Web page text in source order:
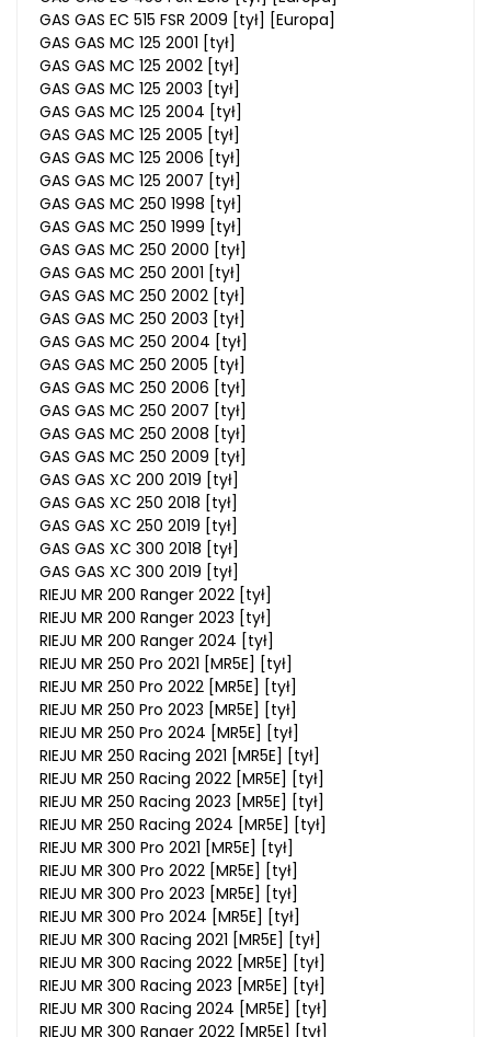
GAS GAS EC 515 FSR 2009 [tył] [Europa]
GAS GAS MC 125 2001 [tył]
GAS GAS MC 125 2002 [tył]
GAS GAS MC 125 2003 [tył]
GAS GAS MC 125 2004 [tył]
GAS GAS MC 125 2005 [tył]
GAS GAS MC 125 2006 [tył]
GAS GAS MC 125 2007 [tył]
GAS GAS MC 250 1998 [tył]
GAS GAS MC 250 1999 [tył]
GAS GAS MC 250 2000 [tył]
GAS GAS MC 250 2001 [tył]
GAS GAS MC 250 2002 [tył]
GAS GAS MC 250 2003 [tył]
GAS GAS MC 250 2004 [tył]
GAS GAS MC 250 2005 [tył]
GAS GAS MC 250 2006 [tył]
GAS GAS MC 250 2007 [tył]
GAS GAS MC 250 2008 [tył]
GAS GAS MC 250 2009 [tył]
GAS GAS XC 200 2019 [tył]
GAS GAS XC 250 2018 [tył]
GAS GAS XC 250 2019 [tył]
GAS GAS XC 300 2018 [tył]
GAS GAS XC 300 2019 [tył]
RIEJU MR 200 Ranger 2022 [tył]
RIEJU MR 200 Ranger 2023 [tył]
RIEJU MR 200 Ranger 2024 [tył]
RIEJU MR 250 Pro 2021 [MR5E] [tył]
RIEJU MR 250 Pro 2022 [MR5E] [tył]
RIEJU MR 250 Pro 2023 [MR5E] [tył]
RIEJU MR 250 Pro 2024 [MR5E] [tył]
RIEJU MR 250 Racing 2021 [MR5E] [tył]
RIEJU MR 250 Racing 2022 [MR5E] [tył]
RIEJU MR 250 Racing 2023 [MR5E] [tył]
RIEJU MR 250 Racing 2024 [MR5E] [tył]
RIEJU MR 300 Pro 2021 [MR5E] [tył]
RIEJU MR 300 Pro 2022 [MR5E] [tył]
RIEJU MR 300 Pro 2023 [MR5E] [tył]
RIEJU MR 300 Pro 2024 [MR5E] [tył]
RIEJU MR 300 Racing 2021 [MR5E] [tył]
RIEJU MR 300 Racing 2022 [MR5E] [tył]
RIEJU MR 300 Racing 2023 [MR5E] [tył]
RIEJU MR 300 Racing 2024 [MR5E] [tył]
RIEJU MR 300 Ranger 2022 [MR5E] [tył]